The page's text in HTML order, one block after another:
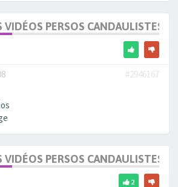
VIDÉOS PERSOS CANDAULISTES
#2946167
VIDÉOS PERSOS CANDAULISTES
2